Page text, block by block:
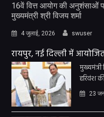
16वें वित्त आयोग की अनुशंसाओं
मुख्यमंत्री श्री विजय शर्मा
4 जुलाई, 2026 swuser
रायपुर, नई दिल्ली में
हरिवंश
23